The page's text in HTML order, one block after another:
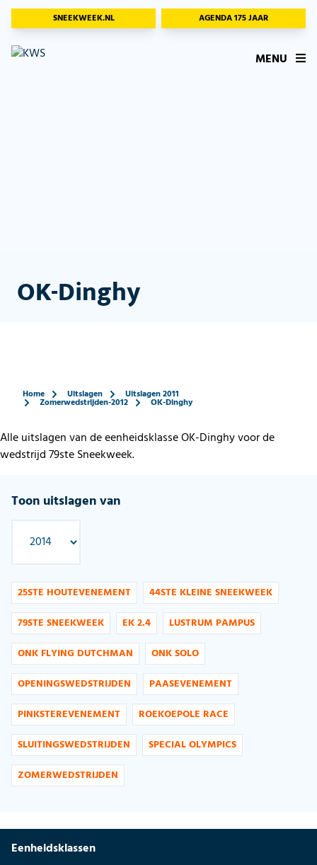
SNEEKWEEK.NL AGENDA 175 JAAR
MENU
OK-Dinghy
Home Uitslagen Uitslagen 2011
Zomerwedstrijden-2012 OK-Dinghy
Alle uitslagen van de eenheidsklasse OK-Dinghy voor de
wedstrijd 79ste Sneekweek.
Toon uitslagen van
25STE HOUTEVENEMENT
44STE KLEINE SNEEKWEEK
79STE SNEEKWEEK
EK 2.4
LUSTRUM PAMPUS
ONK FLYING DUTCHMAN
ONK SOLO
OPENINGSWEDSTRIJDEN
PAASEVENEMENT
PINKSTEREVENEMENT
ROEKOEPOLE RACE
SLUITINGSWEDSTRIJDEN
SPECIAL OLYMPICS
ZOMERWEDSTRIJDEN
Eenheidsklassen